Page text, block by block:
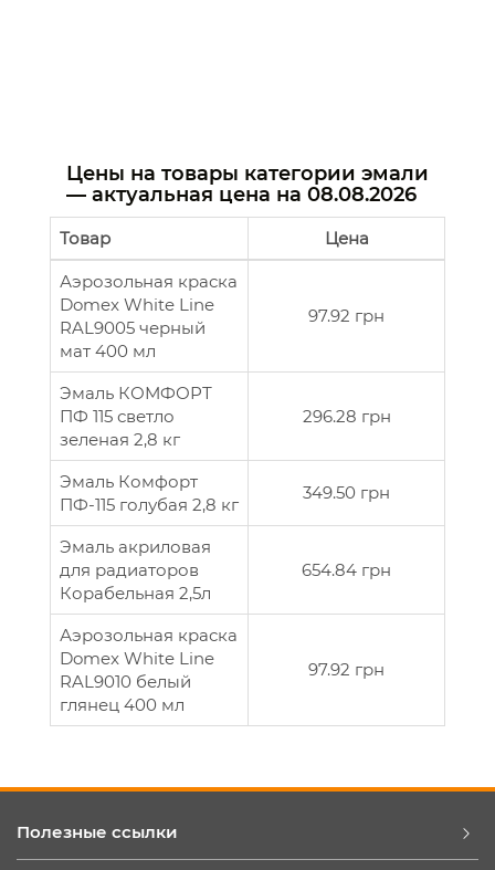
Цены на товары категории эмали
— актуальная цена на 08.08.2026
Товар Цена
Аэрозольная краска
Domex White Line
RAL9005 черный
мат 400 мл
97.92 грн
Эмаль КОМФОРТ
ПФ 115 светло
зеленая 2,8 кг
296.28 грн
Эмаль Комфорт
ПФ-115 голубая 2,8 кг
349.50 грн
Эмаль акриловая
для радиаторов
Корабельная 2,5л
654.84 грн
Аэрозольная краска
Domex White Line
RAL9010 белый
глянец 400 мл
97.92 грн
Полезные ссылки